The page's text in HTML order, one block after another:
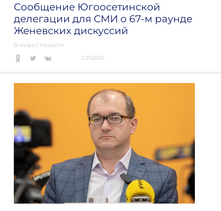
Сообщение Югоосетинской
делегации для СМИ о 67-м раунде
Женевских дискуссий
В мире / Новости
2.07.2026